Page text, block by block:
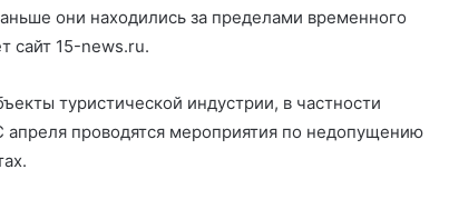
они находились за пределами временного
сайт 15-news.ru.
туристической индустрии, в частности
проводятся мероприятия по недопущению